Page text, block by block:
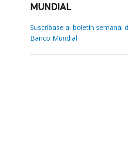
MUNDIAL
Suscríbase al boletín semanal
Banco Mundial